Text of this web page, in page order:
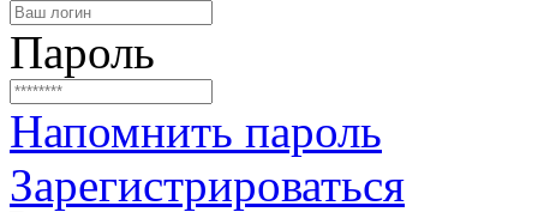
Пароль
Напомнить пароль
Зарегистрироваться